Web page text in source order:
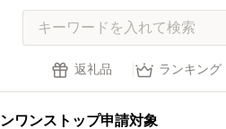
返礼品 ランキング
ワンストップ申請対象